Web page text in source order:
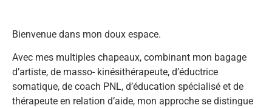
Bienvenue dans mon doux espace.
Avec mes multiples chapeaux, combinant mon bagage
d’artiste, de masso- kinésithérapeute, d’éductrice
somatique, de coach PNL, d’éducation spécialisé et de
thérapeute en relation d’aide, mon approche se distingue